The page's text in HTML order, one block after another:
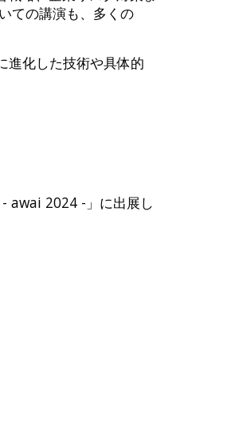
ての講演も、多くの
進化した技術や具体的
awai 2024 -」に出展し